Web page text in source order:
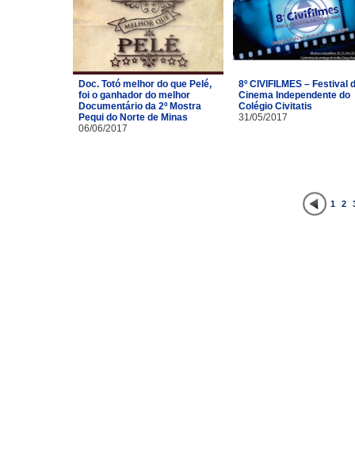
Doc. Totó melhor do que Pelé,
foi o ganhador do melhor
Documentário da 2º Mostra
Pequi do Norte de Minas
06/06/2017
8º CIVIFILMES – Festival
Cinema Independente do
Colégio Civitatis
31/05/2017
1 2